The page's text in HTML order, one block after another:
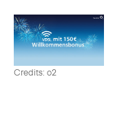
Credits: o2